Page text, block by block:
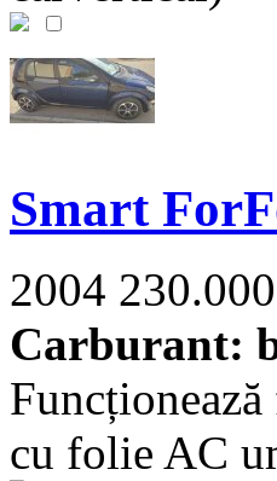
Smart
2004
Carburant:
cu folie AC